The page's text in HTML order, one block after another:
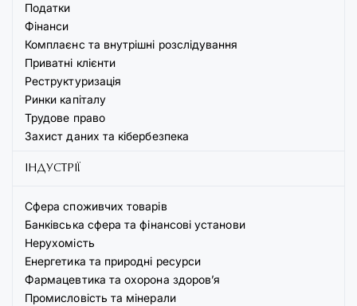
Податки
Фінанси
Комплаєнс та внутрішні розслідування
Приватні клієнти
Реструктуризація
Ринки капіталу
Трудове право
Захист даних та кібербезпека
ІНДУСТРІЇ
Сфера споживчих товарів
Банківська сфера та фінансові установи
Нерухомість
Енергетика та природні ресурси
Фармацевтика та охорона здоров’я
Промисловість та мінерали